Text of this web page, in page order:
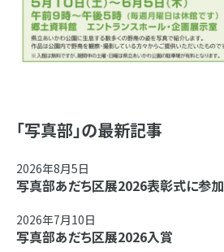
「写真部」の最新記事
2026年8月5日
写真部あだち区展2026表彰式に参加
2026年7月10日
写真部あだち区展2026入賞